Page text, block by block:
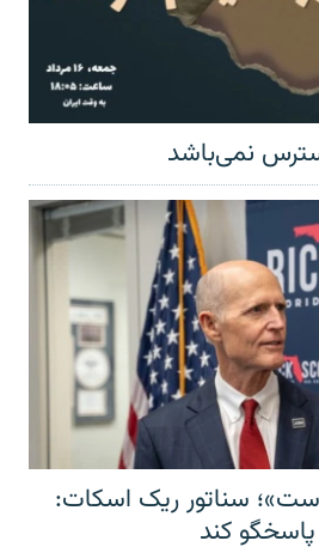
نمی‌باشد
سناتور ریک اسکات:
پاسخگو کند